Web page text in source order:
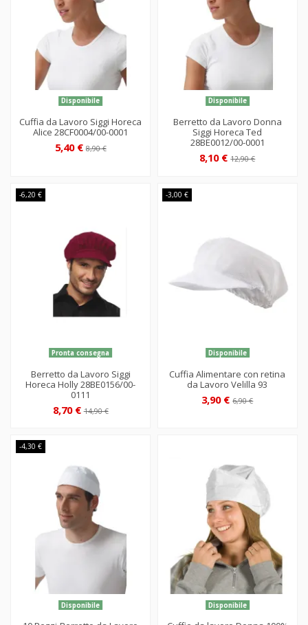
Disponibile
Cuffia da Lavoro Siggi Horeca
Alice 28CF0004/00-0001
5,40 €8,90 €
Disponibile
Berretto da Lavoro Donna
Siggi Horeca Ted
28BE0012/00-0001
8,10 €12,90 €
-6,20 €
Pronta consegna
Berretto da Lavoro Siggi
Horeca Holly 28BE0156/00-
0111
8,70 €14,90 €
-3,00 €
Disponibile
Cuffia Alimentare con retina
da Lavoro Velilla 93
3,90 €6,90 €
-4,30 €
Disponibile Disponibile